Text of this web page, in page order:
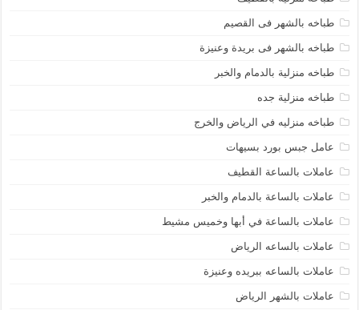
طباخه بالشهر فى القصيم
طباخه بالشهر فى بريدة وعنيزة
طباخه منزلية بالدمام والخبر
طباخه منزلية جده
طباخه منزليه في الرياض والخرج
عامل جبس بورد بسيهات
عاملات بالساعة القطيف
عاملات بالساعة بالدمام والخبر
عاملات بالساعة في أبها وخميس مشيط
عاملات بالساعه الرياض
عاملات بالساعه ببريده وعنيزة
عاملات بالشهر الرياض